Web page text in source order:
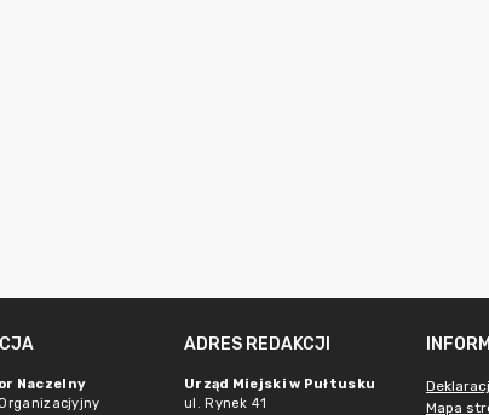
Naczelny
ADRES REDAKCJI
Urząd Miejski w Pułtusku
ul. Rynek 41
Mapa